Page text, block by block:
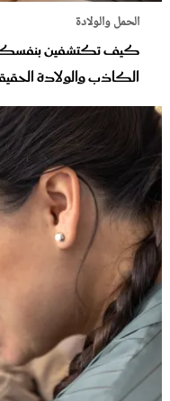
الحمل والولادة
كيف تكتشفين بنفسك
الكاذب والولادة